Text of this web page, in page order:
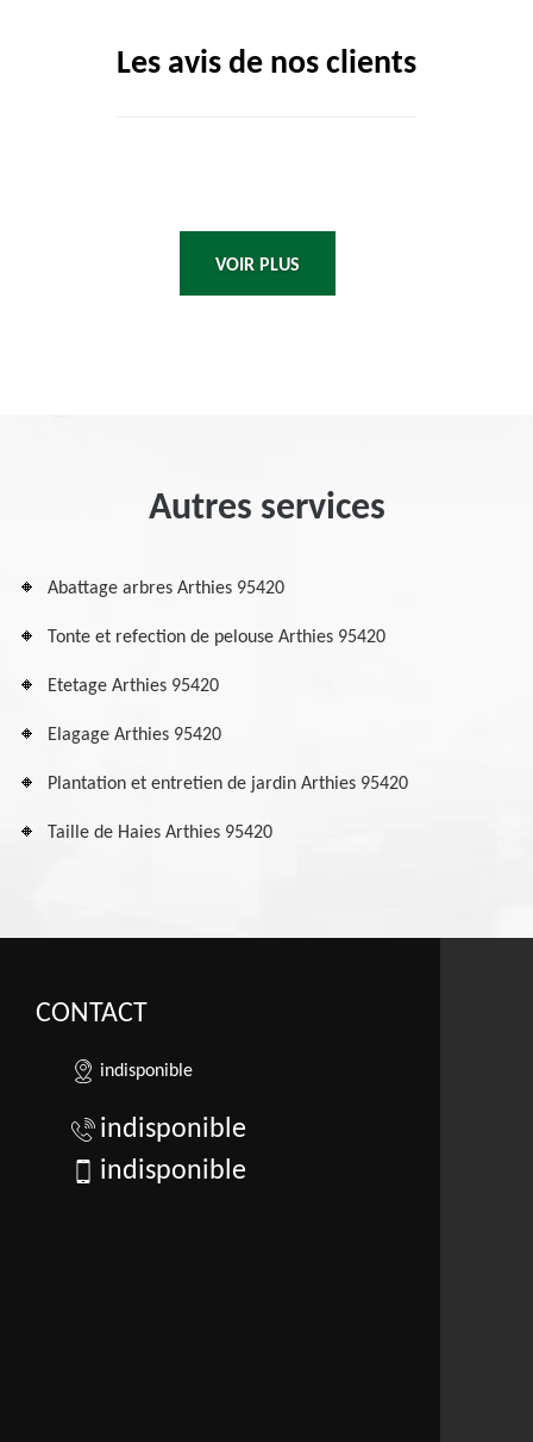
Les avis de nos clients
VOIR PLUS
Autres services
Abattage arbres Arthies 95420
Tonte et refection de pelouse Arthies 95420
Etetage Arthies 95420
Elagage Arthies 95420
Plantation et entretien de jardin Arthies 95420
Taille de Haies Arthies 95420
CONTACT
indisponible
indisponible
indisponible